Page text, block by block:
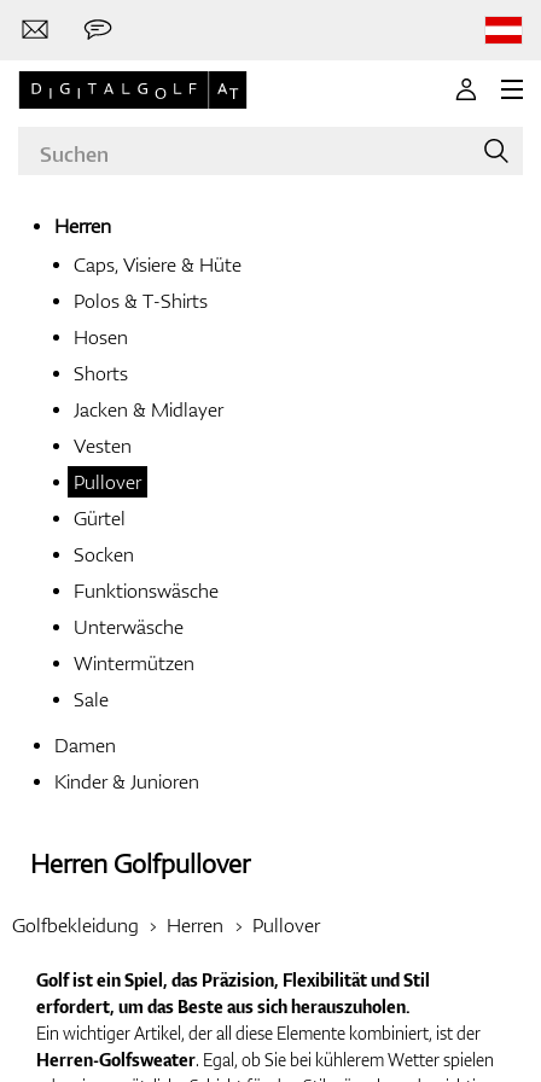
Marken
Trolleys
Herren
Caps, Visiere & Hüte
Polos & T-Shirts
Hosen
Shorts
Jacken & Midlayer
Vesten
Pullover
Gürtel
Socken
Funktionswäsche
Unterwäsche
Wintermützen
Sale
Damen
Kinder & Junioren
Herren Golfpullover
Golfbekleidung Herren Pullover
Golf ist ein Spiel, das Präzision, Flexibilität und Stil
erfordert, um das Beste aus sich herauszuholen.
Ein wichtiger Artikel, der all diese Elemente kombiniert, ist der
Herren-Golfsweater. Egal, ob Sie bei kühlerem Wetter spielen